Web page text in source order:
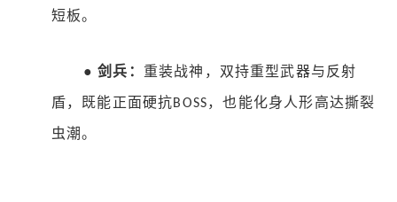
短板。
● 剑兵： 重装战神，双持重型武器与反射
盾，既能正面硬抗BOSS，也能化身人形高达撕裂
虫潮。